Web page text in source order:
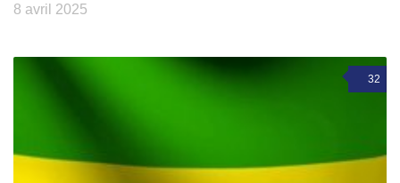
8 avril 2025
32